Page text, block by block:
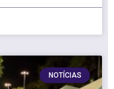
NOTÍCIAS